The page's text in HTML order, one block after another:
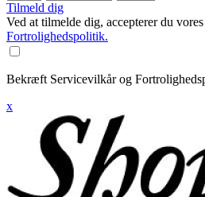
Tilmeld dig
Ved at tilmelde dig, accepterer du vores
Fortrolighedspolitik.
Bekræft Servicevilkår og
x